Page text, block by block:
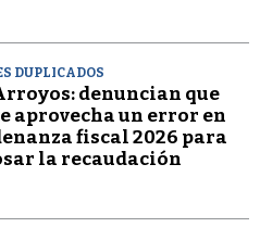
DUPLICADOS
denuncian que
aprovecha un error en
fiscal 2026 para
la recaudación